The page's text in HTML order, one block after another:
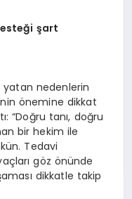
şart
nedenlerin
önemine dikkat
“Doğru tanı, doğru
bir hekim ile
Tedavi
göz önünde
dikkatle takip